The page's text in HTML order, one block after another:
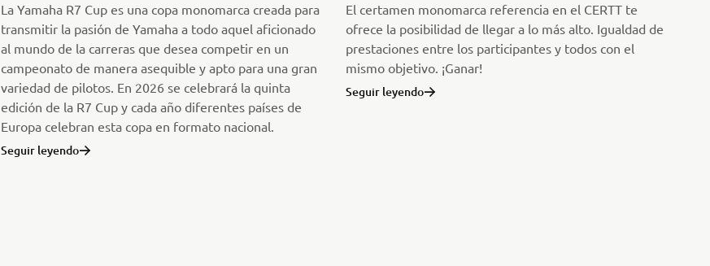
La Yamaha R7 Cup es una copa monomarca creada para
transmitir la pasión de Yamaha a todo aquel aficionado
al mundo de la carreras que desea competir en un
campeonato de manera asequible y apto para una gran
variedad de pilotos. En 2026 se celebrará la quinta
edición de la R7 Cup y cada año diferentes países de
Europa celebran esta copa en formato nacional.
Seguir leyendo
El certamen monomarca referencia en el CERTT te
ofrece la posibilidad de llegar a lo más alto. Igualdad de
prestaciones entre los participantes y todos con el
mismo objetivo. ¡Ganar!
Seguir leyendo